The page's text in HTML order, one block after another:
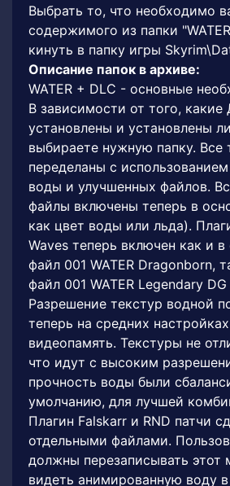
Выбрать то, что необходимо
содержимого из папки
кинуть в папку игры
Описание папок в архиве:
WATER + DLC - основные
В зависимости от того,
установлены и установлены
выбираете нужную папку.
переделаны с
воды и улучшенных файлов.
файлы включены теперь в
как цвет воды или льда).
Waves теперь включен как и в
файл 001 WATER Dragonborn,
файл 001 WATER Legendary
Разрешение текстур водной
теперь на средних
видеопамять. Текстуры не
что идут с высоким
прочность воды были
умолчанию, для лучшей
Плагин Falskarr и RND патчи
отдельными файлами.
должны перезаписывать этот
видеть анимированную воду